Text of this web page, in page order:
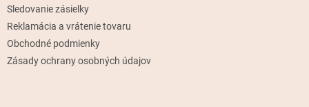
Sledovanie zásielky
Reklamácia a vrátenie tovaru
Obchodné podmienky
Zásady ochrany osobných údajov